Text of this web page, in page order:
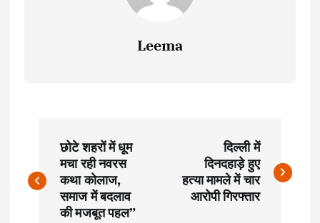
Leema
o
छोटे शहरों में धूम
मचा रही नवरस
कथा कोलाज,
समाज में बदलाव
की मजबूत पहल”
दिल्ली में
दिनदहाड़े हुए
हत्या मामले में चार
आरोपी गिरफ्तार